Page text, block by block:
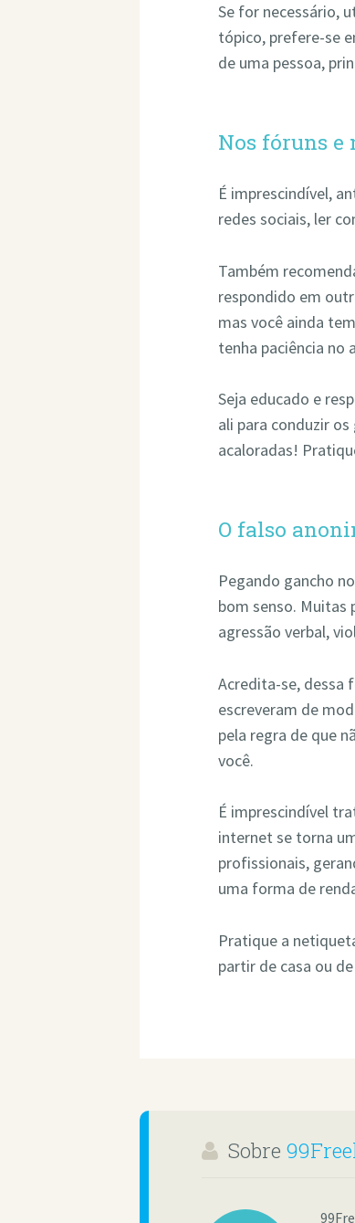
Se for necessário,
tópico, prefere-se
de uma pessoa,
Nos fóruns e
É imprescindível,
redes sociais, ler
Também
respondido em
mas você ainda
tenha paciência no
Seja educado e
ali para conduzir
acaloradas!
O falso
Pegando gancho
bom senso. Muitas
agressão verbal,
Acredita-se, dessa
escreveram de
pela regra de que
você.
É imprescindível
internet se torna
profissionais,
uma forma de
Pratique a
partir de casa ou
Sobre